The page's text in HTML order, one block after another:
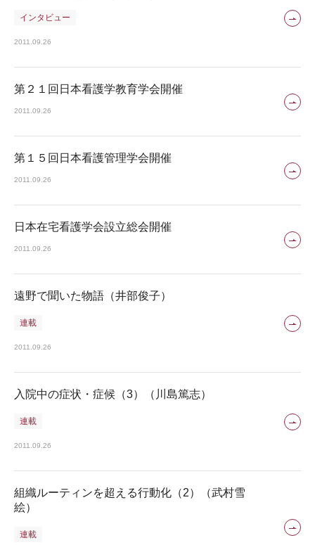
インタビュー
2011.09.26
第２１回日本看護学教育学会開催
2011.09.26
第１５回日本看護管理学会開催
2011.09.26
日本在宅看護学会設立総会開催
2011.09.26
遠野で聞いた物語（井部俊子）
連載
2011.09.26
入院中の症状・症候（3）（川島篤志）
連載
2011.09.26
組織ルーティンを超える行動化（2）（武村雪
絵）
連載